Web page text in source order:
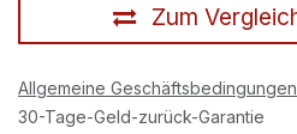
Zum
Allgemeine Geschäftsbedingungen
30-Tage-Geld-zurück-Garantie